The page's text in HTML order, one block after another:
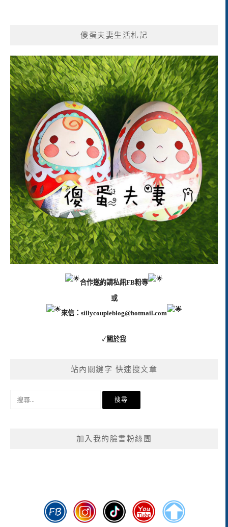
傻蛋夫妻生活札記
合作邀約請私訊FB粉專
或
來信： sillycoupleblog@hotmail.com
✓關於我
站內關鍵字 快速搜文章
加入我的臉書粉絲團